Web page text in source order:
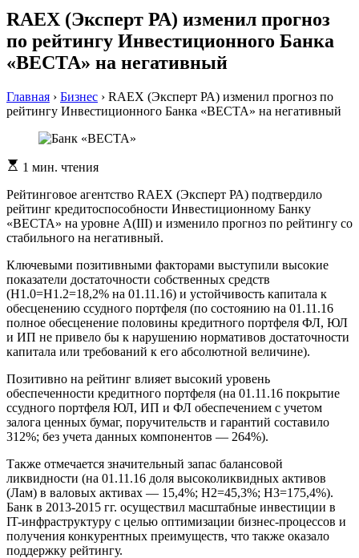
RAEX (Эксперт РА) изменил прогноз
по рейтингу Инвестиционного Банка
«ВЕСТА» на негативный
Главная › Бизнес › RAEX (Эксперт РА) изменил прогноз по
рейтингу Инвестиционного Банка «ВЕСТА» на негативный
Расчетное
чтения
1 мин. чтения
Рейтинговое агентство RAEX (Эксперт РА) подтвердило
рейтинг кредитоспособности Инвестиционному Банку
«ВЕСТА» на уровне А(III) и изменило прогноз по рейтингу со
стабильного на негативный.
Ключевыми позитивными факторами выступили высокие
показатели достаточности собственных средств
(Н1.0=Н1.2=18,2% на 01.11.16) и устойчивость капитала к
обесценению ссудного портфеля (по состоянию на 01.11.16
полное обесценение половины кредитного портфеля ФЛ, ЮЛ
и ИП не привело бы к нарушению нормативов достаточности
капитала или требований к его абсолютной величине).
Позитивно на рейтинг влияет высокий уровень
обеспеченности кредитного портфеля (на 01.11.16 покрытие
ссудного портфеля ЮЛ, ИП и ФЛ обеспечением с учетом
залога ценных бумаг, поручительств и гарантий составило
312%; без учета данных компонентов — 264%).
Также отмечается значительный запас балансовой
ликвидности (на 01.11.16 доля высоколиквидных активов
(Лам) в валовых активах — 15,4%; Н2=45,3%; Н3=175,4%).
Банк в 2013-2015 гг. осуществил масштабные инвестиции в
IT-инфраструктуру с целью оптимизации бизнес-процессов и
получения конкурентных преимуществ, что также оказало
поддержку рейтингу.